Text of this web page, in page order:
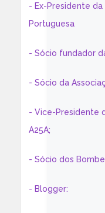
- Ex-Presidente
Portuguesa
- Sócio fundador
- Sócio da
- Vice-Presidente
A25A;
- Sócio dos
- Blogger: